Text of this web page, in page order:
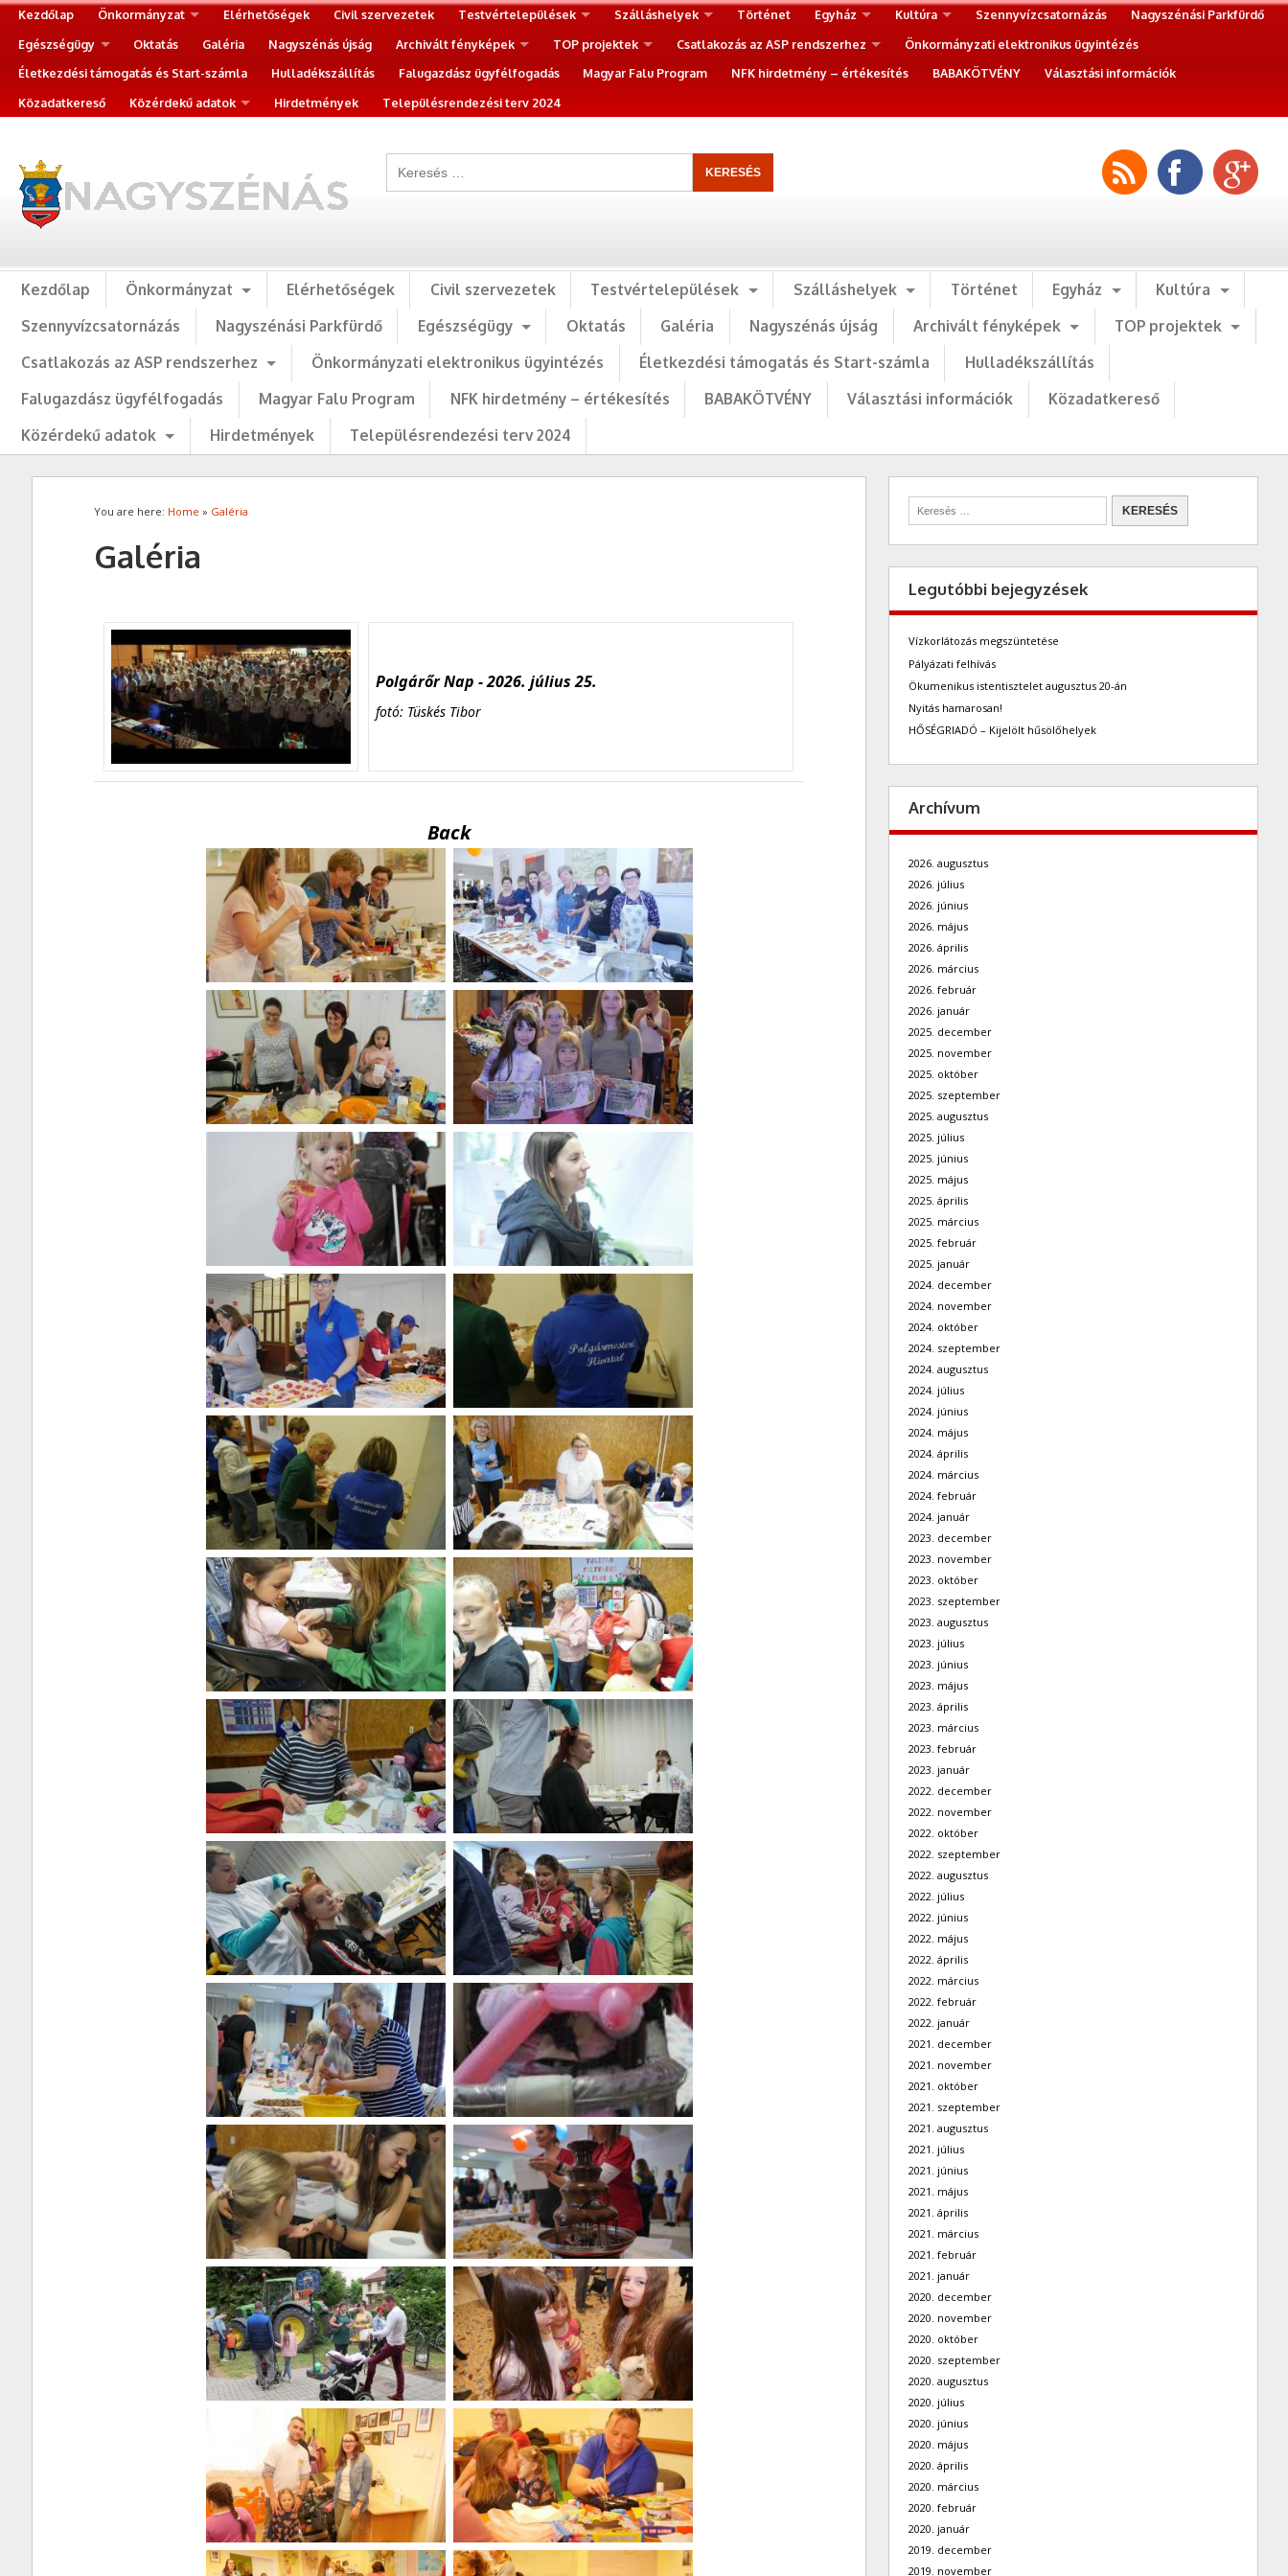
Kezdőlap Önkormányzat Elérhetőségek Civil szervezetek Testvértelepülések Szálláshelyek Történet Egyház Kultúra Szennyvízcsatornázás
Nagyszénási Parkfürdő
Egészségügy
Oktatás Galéria Nagyszénás újság Archivált fényképek TOP projektek Csatlakozás az ASP rendszerhez
Önkormányzati elektronikus ügyintézés
Életkezdési támogatás és Start-számla
Hulladékszállítás Falugazdász ügyfélfogadás Magyar Falu Program NFK hirdetmény – értékesítés BABAKÖTVÉNY
Választási információk
Közadatkereső
Közérdekű adatok Hirdetmények Településrendezési terv 2024
Kezdőlap Önkormányzat Elérhetőségek Civil szervezetek Testvértelepülések Szálláshelyek Történet Egyház
Kultúra
Szennyvízcsatornázás
Nagyszénási Parkfürdő Egészségügy Oktatás Galéria Nagyszénás újság Archivált fényképek
TOP projektek
Csatlakozás az ASP rendszerhez
Önkormányzati elektronikus ügyintézés Életkezdési támogatás és Start-számla
Hulladékszállítás
Falugazdász ügyfélfogadás
Magyar Falu Program NFK hirdetmény – értékesítés BABAKÖTVÉNY Választási információk
Közadatkereső
Közérdekű adatok
Hirdetmények Településrendezési terv 2024
You are here: Home » Galéria
Galéria
Polgárőr Nap - 2026. július 25.
fotó: Tüskés Tibor
Back
Legutóbbi bejegyzések
Vízkorlátozás megszüntetése
Pályázati felhívás
Ökumenikus istentisztelet augusztus 20-án
Nyitás hamarosan!
HŐSÉGRIADÓ – Kijelölt hűsölőhelyek
Archívum
2026. augusztus
2026. július
2026. június
2026. május
2026. április
2026. március
2026. február
2026. január
2025. december
2025. november
2025. október
2025. szeptember
2025. augusztus
2025. július
2025. június
2025. május
2025. április
2025. március
2025. február
2025. január
2024. december
2024. november
2024. október
2024. szeptember
2024. augusztus
2024. július
2024. június
2024. május
2024. április
2024. március
2024. február
2024. január
2023. december
2023. november
2023. október
2023. szeptember
2023. augusztus
2023. július
2023. június
2023. május
2023. április
2023. március
2023. február
2023. január
2022. december
2022. november
2022. október
2022. szeptember
2022. augusztus
2022. július
2022. június
2022. május
2022. április
2022. március
2022. február
2022. január
2021. december
2021. november
2021. október
2021. szeptember
2021. augusztus
2021. július
2021. június
2021. május
2021. április
2021. március
2021. február
2021. január
2020. december
2020. november
2020. október
2020. szeptember
2020. augusztus
2020. július
2020. június
2020. május
2020. április
2020. március
2020. február
2020. január
2019. december
2019. november